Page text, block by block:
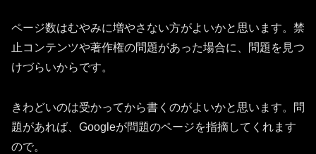
ページ数はむやみに増やさない方がよいかと思います。禁
止コンテンツや著作権の問題があった場合に、問題を見つ
けづらいからです。
きわどいのは受かってから書くのがよいかと思います。問
題があれば、Googleが問題のページを指摘してくれます
ので。